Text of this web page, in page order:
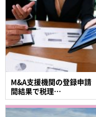
M&A支援機関の登録申
間結果で税理…